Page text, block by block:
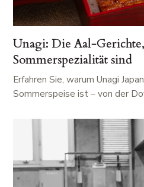
Unagi: Die Aal-Gerichte,
Sommerspezialität sind
Erfahren Sie, warum Unagi
Sommerspeise ist – von der